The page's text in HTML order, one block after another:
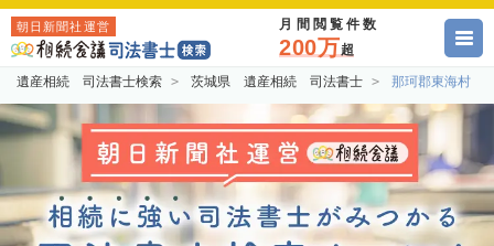
朝日新聞社運営 月間閲覧件数
200万超
遺産相続 司法書士検索 茨城県 遺産相続 司法書士 那珂郡東海村